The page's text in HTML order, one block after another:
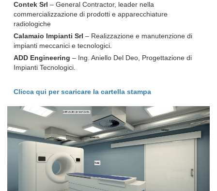
Contek Srl – General Contractor, leader nella
commercializzazione di prodotti e apparecchiature
radiologiche
Calamaio Impianti Srl – Realizzazione e manutenzione di
impianti meccanici e tecnologici.
ADD Engineering – Ing. Aniello Del Deo, Progettazione di
Impianti Tecnologici.
Clicca qui per scaricare la cartella stampa